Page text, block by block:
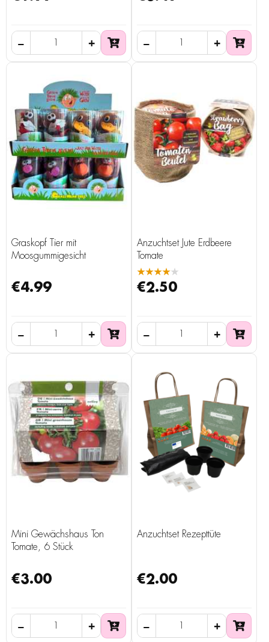
Graskopf Tier mit
Moosgummigesicht
€4.99
Anzuchtset Jute Erdbeere
Tomate
★★★★★
€2.50
Mini Gewächshaus Ton
Tomate, 6 Stück
€3.00
Anzuchtset Rezepttüte
€2.00